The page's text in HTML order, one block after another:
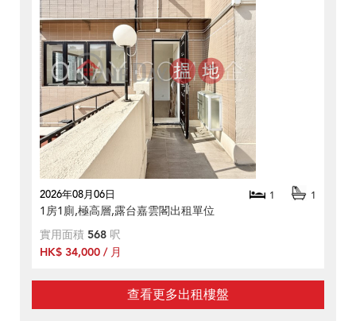
2026年08月06日 1 1
1房1廁,極高層,露台嘉雲閣出租單位
實用面積 568 呎
HK$ 34,000 / 月
查看更多出租樓盤